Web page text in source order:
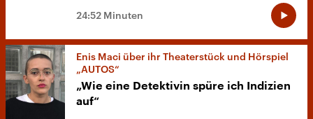
24:52 Minuten
Enis Maci über ihr Theaterstück und Hörspiel
„AUTOS“
„Wie eine Detektivin spüre ich Indizien
auf“